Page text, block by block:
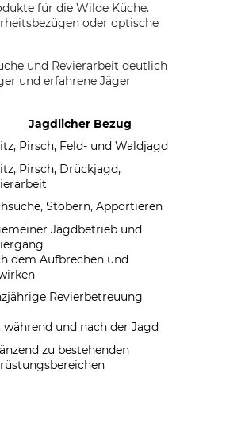
für die Wilde Küche.
oder optische
und Revierarbeit deutlich
und erfahrene Jäger
Jagdlicher Bezug
Pirsch, Feld- und Waldjagd
Pirsch, Drückjagd,
Stöbern, Apportieren
Jagdbetrieb und
dem Aufbrechen und
Revierbetreuung
während und nach der Jagd
zu bestehenden